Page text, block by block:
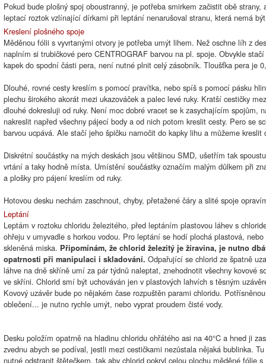
Pokud bude plošný spoj oboustranný, je potřeba smirkem začistit obě strany,
leptací roztok vzlínající dírkami při leptání nenarušoval stranu, která nemá
Kreslení plošného spoje
Měděnou fólii s vyvrtanými otvory je potřeba umýt lihem. Než oschne líh z
naplním si trubičkové pero CENTROGRAF barvou na pl. spoje. Obvykle
kapek do spodní části pera, není nutné plnit celý zásobník. Tloušťka pera je
Dlouhé, rovné cesty kreslím s pomocí pravítka, nebo spíš s pomocí pásku
plechu širokého akorát mezi ukazováček a palec levé ruky. Kratší cestičky
dlouhé dokresluji od ruky. Není moc dobré vracet se k zasychajícím spojům,
nakreslit napřed všechny pájecí body a od nich potom kreslit cesty. Pero se
barvou ucpává. Ale stačí jeho špičku namočit do kapky lihu a můžeme kreslit
Diskrétní součástky na mých deskách jsou většinou SMD, ušetřím tak
vrtání a taky hodně místa. Umístění součástky označím malým důlkem při
a plošky pro pájení kreslím od ruky.
Hotovou desku nechám zaschnout, chyby, přetažené čáry a slité spoje
Leptání
Leptám v roztoku chloridu železitého, před leptáním plastovou láhev s
ohřeju v umyvadle s horkou vodou. Pro leptání se hodí plochá plastová, nebo
skleněná miska. Připomínám, že chlorid železitý je žíravina, je nutno
opatrnosti při manipulaci i skladování. Odpařující se chlorid ze špatně
láhve na dně skříně umí za pár týdnů naleptat, znehodnotit všechny kovové
ve skříni. Chlorid smí být uchováván jen v plastových lahvích s těsným
Kovový uzávěr bude po nějakém čase rozpuštěn parami chloridu.
oblečení... je nutno rychle umýt, nebo vyprat proudem čisté vody.
Desku položím opatrně na hladinu chloridu ohřátého asi na 40°C a hned ji
zvednu abych se podíval, jestli mezi cestičkami nezůstala nějaká bublinka.
nutné odstranit štětečkem, tak aby chlorid pokryl celou plochu měděné fólie s